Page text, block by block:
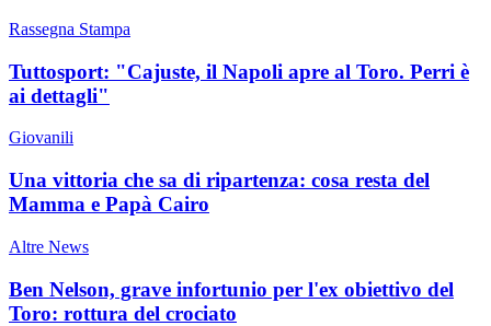
Rassegna Stampa
Tuttosport: "Cajuste, il Napoli apre al Toro. Perri è
ai dettagli"
Giovanili
Una vittoria che sa di ripartenza: cosa resta del
Mamma e Papà Cairo
Altre News
Ben Nelson, grave infortunio per l'ex obiettivo del
Toro: rottura del crociato